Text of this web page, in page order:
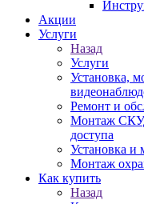
Акции
Услуги
Назад
Услуги
Установка,
Ремонт и
Монтаж
доступа
Установка и
Монтаж
Как купить
Назад